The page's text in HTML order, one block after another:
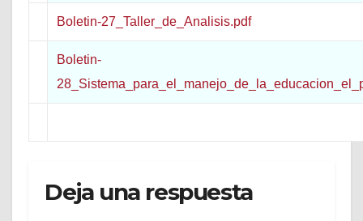
Boletin-27_Taller_de_Analisis.pdf
Boletin-
Deja una respuesta